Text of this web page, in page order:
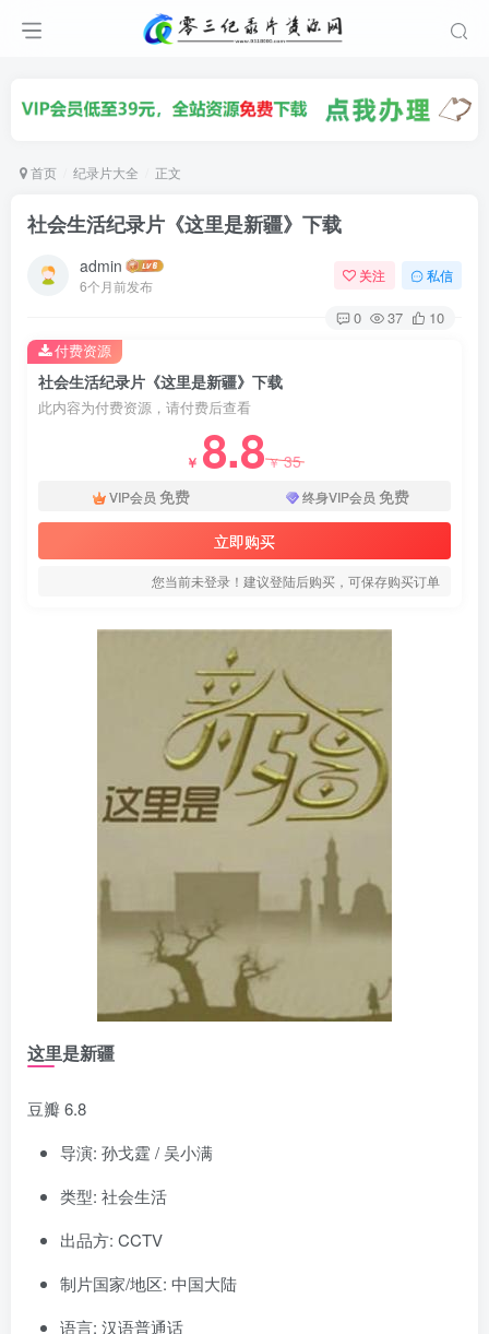
首页 纪录片大全 正文
社会生活纪录片《这里是新疆》下载
admin
6个月前发布
关注 私信
0 37 10
社会生活纪录片《这里是新疆》下载
此内容为付费资源，请付费后查看
￥ 8.8￥35
VIP会员 免费 终身VIP会员 免费
立即购买
您当前未登录！建议登陆后购买，可保存购买订单
付费资源
这里是新疆
豆瓣 6.8
导演: 孙戈霆 / 吴小满
类型: 社会生活
出品方: CCTV
制片国家/地区: 中国大陆
语言: 汉语普通话